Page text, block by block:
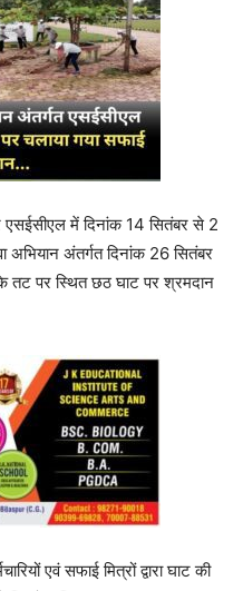
एसईसीएल में दिनांक 14 सितंबर से 2
अभियान अंतर्गत दिनांक 26 सितंबर
तट पर स्थित छठ घाट पर श्रमदान
एवं सफाई मित्रों द्वारा घाट की